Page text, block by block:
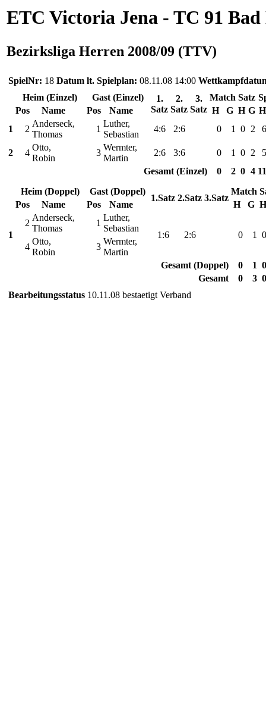
ETC Victoria Jena - TC 91
Bezirksliga Herren 2008/09 (TTV)
SpielNr: 18 Datum lt. Spielplan: 08.11.08 14:00
Heim (Einzel)
Gast (Einzel)
1.
Satz
2.
Satz
3.
Satz
Match Satz
Pos
Name Pos Name H G H G H
1
2
Anderseck,
Thomas
1
Luther,
Sebastian
4:6 2:6 0 1 0 2 6
2 4
Otto,
Robin
3
Wermter,
Martin
2:6 3:6 0 1 0 2
5
Gesamt (Einzel)
0 2 0 4 11
Heim (Doppel)
Gast (Doppel)
1.Satz 2.Satz 3.Satz
Match
Pos
Name Pos Name H G H
1
2
Anderseck,
Thomas
1
Luther,
Sebastian
1:6 2:6 0 1
0
4
Otto,
Robin
3
Wermter,
Martin
Gesamt (Doppel)
0 1 0
Gesamt
0 3 0
Bearbeitungsstatus 10.11.08 bestaetigt Verband